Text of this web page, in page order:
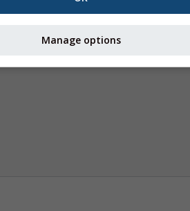
Manage options